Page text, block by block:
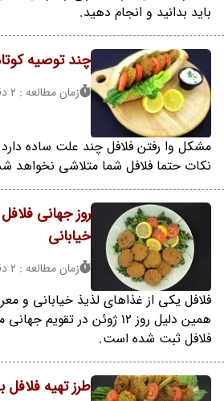
باید بدانید و انجام دهید.
چند توصیه
زمان مطالعه : 2 دقیقه
مشکل وا رفتن فلافل چند علت ساده دارد
نکات حتما فلافل شما متلاشی نخواهد
روز جهانی
خیابانی
زمان مطالعه : 2 دقیقه
فلافل یکی از غذاهای لذیذ خیابانی و
همین دلیل روز 12 ژوئن در
فلافل ثبت شده است.
طرز تهیه